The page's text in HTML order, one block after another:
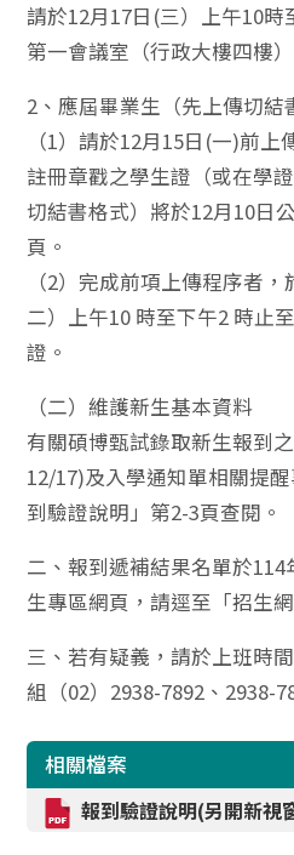
請於12月17日(三）上午10
第一會議室（行政大樓四樓
2、應屆畢業生（先上傳切結
（1）請於12月15日(一)前
註冊章戳之學生證（或在學
切結書格式）將於12月10日
頁。
（2）完成前項上傳程序者
二）上午10 時至下午2 時止
證。
（二）維護新生基本資料
有關碩博甄試錄取新生報到
12/17)及入學通知單相關提
到驗證說明」第2-3頁查閱。
二、報到遞補結果名單於
生專區網頁，請逕至「招生
三、若有疑義，請於上班時
組（02）2938-7892、2938-
相關檔案
報到驗證說明(另開新視